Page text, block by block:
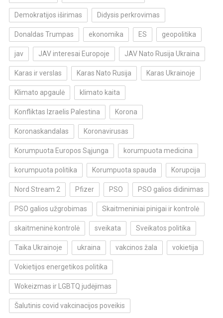
Demokratijos iširimas Didysis perkrovimas
Donaldas Trumpas ekonomika ES geopolitika
jav JAV interesai Europoje JAV Nato Rusija Ukraina
Karas ir verslas Karas Nato Rusija Karas Ukrainoje
Klimato apgaulė klimato kaita
Konfliktas Izraelis Palestina Korona
Koronaskandalas Koronavirusas
Korumpuota Europos Sąjunga korumpuota medicina
korumpuota politika Korumpuota spauda Korupcija
Nord Stream 2 Pfizer PSO PSO galios didinimas
PSO galios užgrobimas Skaitmeniniai pinigai ir kontrolė
skaitmeninė kontrolė sveikata Sveikatos politika
Taika Ukrainoje ukraina vakcinos žala vokietija
Vokietijos energetikos politika
Wokeizmas ir LGBTQ judėjimas
Šalutinis covid vakcinacijos poveikis